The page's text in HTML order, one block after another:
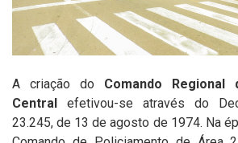
A criação do Comando
Central efetivou-se através do
23.245, de 13 de agosto de 1974. Na